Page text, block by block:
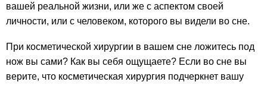
вашей реальной жизни, или же с аспектом своей
личности, или с человеком, которого вы видели во сне.
При косметической хирургии в вашем сне ложитесь под
нож вы сами? Как вы себя ощущаете? Если во сне вы
верите, что косметическая хирургия подчеркнет вашу